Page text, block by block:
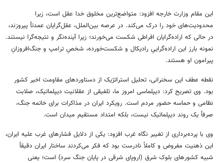
این مقام وزارت خارجه افزود: متواضع‌ترین مخلوق خدا عقل است، زیرا
محدودیت‌های خود را درک می‌کند. در عرصه بین‌الملل، عقل‌گرایان عمدتاً پیروزند،
در حالی که اراده‌گرایان افراطی شکست می‌خورند؛ زیرا آینده‌نگر و نتیجه‌گرا نیستند.
نمونه بارز این اراده‌گراییِ رادیکال و شکست‌خورده، شخصِ ترامپ و جنگ‌افروزانِ
پیرامون او هستند.
نقطه عطف این سخنرانی، تحلیل استراتژیک از دستاوردهای مقاومت اخیر کشور
بود. وی تصریح کرد: دیپلماسی امروز ما، تلفیقی از عقلانیت دیپلماتیک، صلابت
نظامی و حماسه حضور مردم است. رویکرد ایران در مذاکرات برای خاتمه جنگ،
صرفاً یک روند دیپلماتیک نیست، بلکه امتداد مستقیم میدان است.
وی با پرده‌برداری از تغییر نگاه غرب افزود: یکی از دلایل فشارهای غرب علیه ایران،
این ذهنیت مفروض و کاملاً نادرست بود که فکر می‌کردند ساختار ایران دقیقاً
شبیه کشورهای بلوک شرق (اروپای شرقی در پایان جنگ سرد) است؛ یعنی